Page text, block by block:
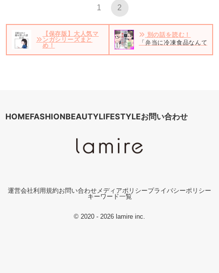
1 2
【保存版】大人気マ
ンガシリーズまと
め！
別の話を読む！
「弁当に冷凍食品なんて
HOMEFASHIONBEAUTYLIFESTYLEお問い合わせ
運営会社利用規約お問い合わせメディアポリシープライバシーポリシー
キーワード一覧
© 2020 - 2026 lamire inc.